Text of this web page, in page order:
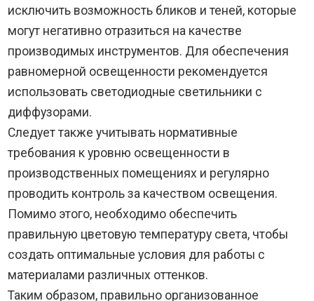
исключить возможность бликов и теней, которые
могут негативно отразиться на качестве
производимых инструментов. Для обеспечения
равномерной освещенности рекомендуется
использовать светодиодные светильники с
диффузорами.
Следует также учитывать нормативные
требования к уровню освещенности в
производственных помещениях и регулярно
проводить контроль за качеством освещения.
Помимо этого, необходимо обеспечить
правильную цветовую температуру света, чтобы
создать оптимальные условия для работы с
материалами различных оттенков.
Таким образом, правильно организованное